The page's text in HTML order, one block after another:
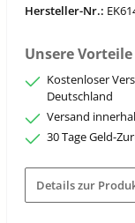
Hersteller-Nr.:
Unsere Vorteile
Kostenloser
Deutschland
Versand
30 Tage Geld-
Details zur